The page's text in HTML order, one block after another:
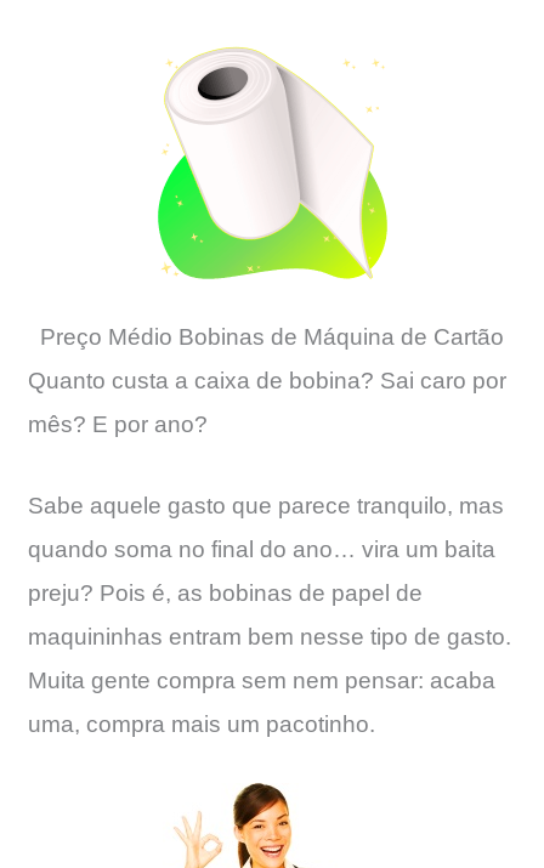
Preço Médio Bobinas de Máquina de Cartão
Quanto custa a caixa de bobina? Sai caro por
mês? E por ano?
Sabe aquele gasto que parece tranquilo, mas
quando soma no final do ano… vira um baita
preju? Pois é, as bobinas de papel de
maquininhas entram bem nesse tipo de gasto.
Muita gente compra sem nem pensar: acaba
uma, compra mais um pacotinho.